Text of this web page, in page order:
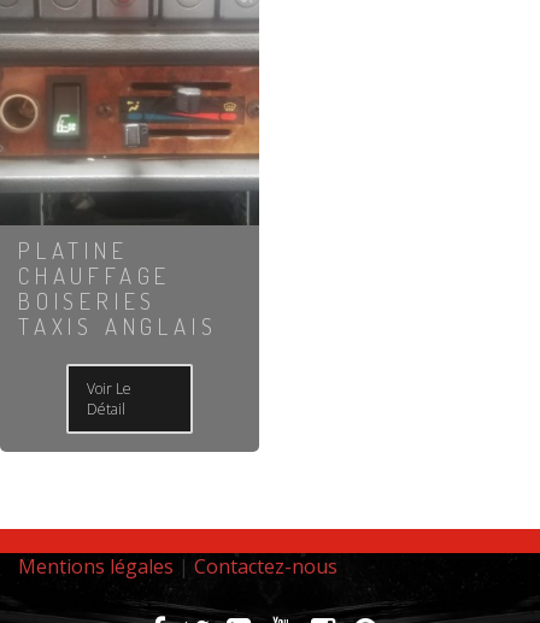
PLATINE
CHAUFFAGE
BOISERIES
TAXIS ANGLAIS
Voir Le
Détail
Mentions légales | Contactez-nous